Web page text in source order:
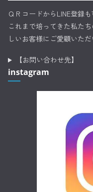
ＱＲコードからLINE登録も
これまで培ってきた私た
しいお客様にご愛顧いた
【お問い合わせ先】
instagram